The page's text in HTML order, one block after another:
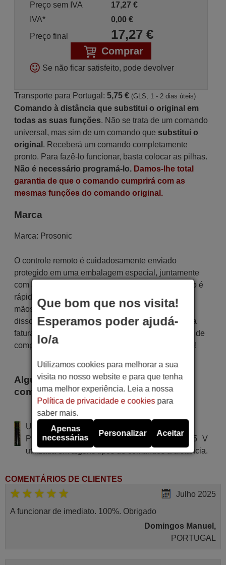
Preço sem IVA
17,27 €
IVA*
0,00 €
Preço final
17,27€
Comprar
Se não ficar satisfeito, pode devolver
Transporte para Portugal: 5,75 € (GLS, 1 - 2 dias úteis)
Comando à distância que substitui o original em
todas as suas funções. Não se trata de um comando
universal, mas sim de um comando que substitui o
original . Receberá um comando completamente
pronto. Para fazê-lo funcionar, basta colocar as pilhas.
Não é necessário programá-lo. Damos-lhe total
garantia de que o comando cumprirá com as
mesmas funções do comando original.
Marca
Marca: Prosonic
O controle remoto é cuidadosamente enviado
protegido em uma embalagem especial, juntamente
com as pilhas necessárias (se solicitadas). O envio é
rápido e seguro, garantindo que chegue às suas
mãos dentro do prazo de entrega indicado. Além
disso, você receberá a comodidade de receber sua
fatura diretamente em seu e-mail. Sua experiência de
compra será impecável desde o primeiro momento!
Alguns dos modelos que utilizam este
comando são
Prosonic DFT2615
Utiliza 2 pilhas do tipo AAA
Pilha alcalina tipo AA LR03 de tensão 1.5 V
utilizada em alguns tipos de comandos à distância.
COMENTÁRIOS DE CLIENTES
Julho 2025
A funcionar de imediato. 100%. Obrigado
Domingos Manuel,
PORTUGAL
Que bom que nos visita!
Esperamos poder ajudá-
lo/a
Utilizamos cookies para melhorar a sua
visita no nosso website e para que tenha
uma melhor experiência. Leia a nossa
Política de privacidade e cookiespara
saber mais.
Apenas
necessárias
Personalizar Aceitar